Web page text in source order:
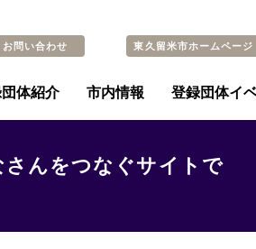
お問い合わせ 東久留米市ホームページ
体紹介 市内情報 登録団体イ
さんをつなぐサイトで